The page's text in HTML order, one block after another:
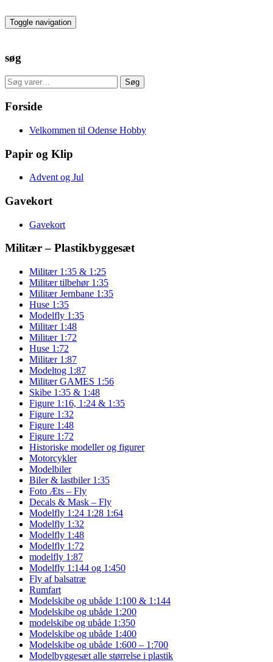
to
the
Toggle navigation
søg
Søg
efter:
Søg
Forside
Velkommen til Odense Hobby
Papir og Klip
Advent og Jul
Gavekort
Gavekort
Militær – Plastikbyggesæt
Militær 1:35 & 1:25
Militær tilbehør 1:35
Militær Jernbane 1:35
Huse 1:35
Modelfly 1:35
Militær 1:48
Militær 1:72
Huse 1:72
Militær 1:87
Modeltog 1:87
Militær GAMES 1:56
Skibe 1:35 & 1:48
Figure 1:16, 1:24 & 1:35
Figure 1:32
Figure 1:48
Figure 1:72
Historiske modeller og figurer
Motorcykler
Modelbiler
Biler & lastbiler 1:35
Foto Æts – Fly
Decals & Mask – Fly
Modelfly 1:24 1:28 1:64
Modelfly 1:32
Modelfly 1:48
Modelfly 1:72
modelfly 1:87
Modelfly 1:144 og 1:450
Fly af balsatræ
Rumfart
Modelskibe og ubåde 1:100 & 1:144
Modelskibe og ubåde 1:200
modelskibe og ubåde 1:350
Modelskibe og ubåde 1:400
Modelskibe og ubåde 1:600 – 1:700
Modelbyggesæt alle størrelse i plastik